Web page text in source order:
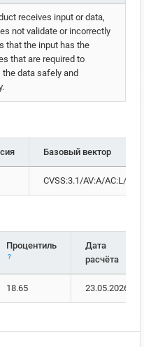
receives input or data,
not validate or incorrectly
that the input has the
that are required to
the data safely and
Базовый вектор
CVSS:3.1/AV:A/AC:L/
Процентиль
?
Дата
расчёта
18.65 23.05.2026